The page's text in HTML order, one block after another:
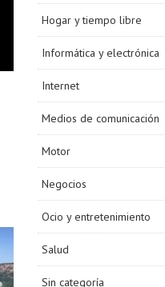
Hogar y tiempo libre
Informática y electrónica
Internet
Medios de comunicación
Motor
Negocios
Ocio y entretenimiento
Salud
Sin categoría